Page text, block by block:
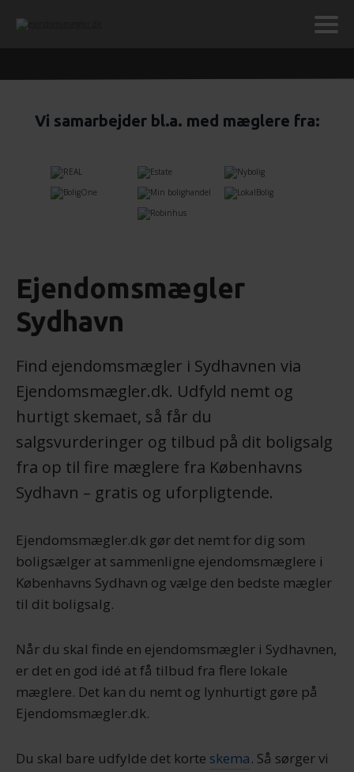
Vi samarbejder bl.a. med mæglere fra:
Ejendomsmægler
Sydhavn
Find ejendomsmægler i Sydhavnen via
Ejendomsmægler.dk. Udfyld nemt og
hurtigt skemaet, så får du
salgsvurderinger og tilbud på dit boligsalg
fra op til fire mæglere fra Københavns
Sydhavn – gratis og uforpligtende.
Ejendomsmægler.dk gør det nemt for dig som
boligsælger at sammenligne ejendomsmæglere i
Københavns Sydhavn og vælge den bedste mægler
til dit boligsalg.
Når du skal finde en ejendomsmægler i Sydhavnen,
er det en god idé at få tilbud fra flere lokale
mæglere. Det kan du nemt og lynhurtigt gøre på
Ejendomsmægler.dk.
Du skal bare udfylde det korte skema. Så sørger vi